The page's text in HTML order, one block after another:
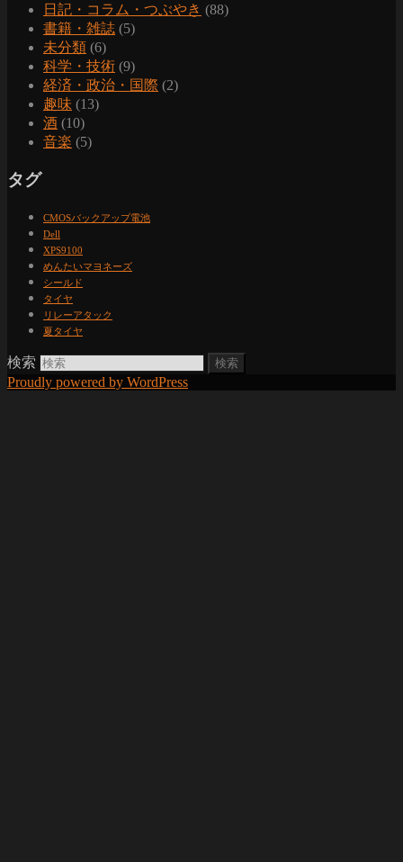
日記・コラム・つぶやき (88)
書籍・雑誌 (5)
未分類 (6)
科学・技術 (9)
経済・政治・国際 (2)
趣味 (13)
酒 (10)
音楽 (5)
タグ
CMOSバックアップ電池
Dell
XPS9100
めんたいマヨネーズ
シールド
タイヤ
リレーアタック
夏タイヤ
検索
Proudly powered by WordPress